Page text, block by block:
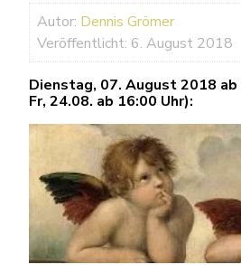
Autor: Dennis Grömer
Veröffentlicht: 6. August 2018
Dienstag, 07. August 2018 ab
Fr, 24.08. ab 16:00 Uhr):